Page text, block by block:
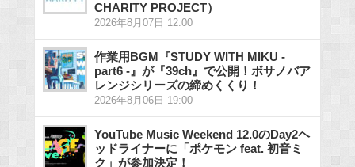
CHARITY PROJECT）
2026年8月07日 12:00
作業用BGM『STUDY WITH MIKU -
part6 -』が『39ch』で公開！ボサノバア
レンジシリーズの締めくくり！
2026年8月06日 19:00
YouTube Music Weekend 12.0のDay2ヘ
ッドライナーに「ポケモン feat. 初音ミ
ク」が参加決定！